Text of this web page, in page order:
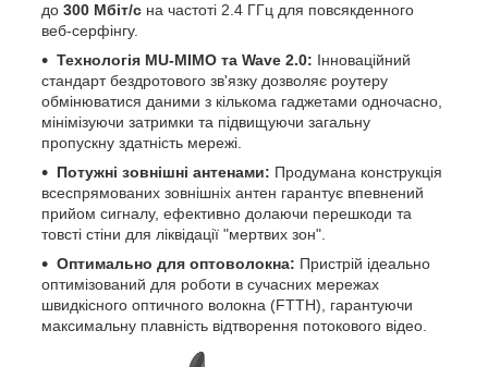
до 300 Мбіт/с на частоті 2.4 ГГц для повсякденного
веб-серфінгу.
Технологія MU-MIMO та Wave 2.0: Інноваційний
стандарт бездротового зв'язку дозволяє роутеру
обмінюватися даними з кількома гаджетами одночасно,
мінімізуючи затримки та підвищуючи загальну
пропускну здатність мережі.
Потужні зовнішні антенами: Продумана конструкція
всеспрямованих зовнішніх антен гарантує впевнений
прийом сигналу, ефективно долаючи перешкоди та
товсті стіни для ліквідації "мертвих зон".
Оптимально для оптоволокна: Пристрій ідеально
оптимізований для роботи в сучасних мережах
швидкісного оптичного волокна (FTTH), гарантуючи
максимальну плавність відтворення потокового відео.